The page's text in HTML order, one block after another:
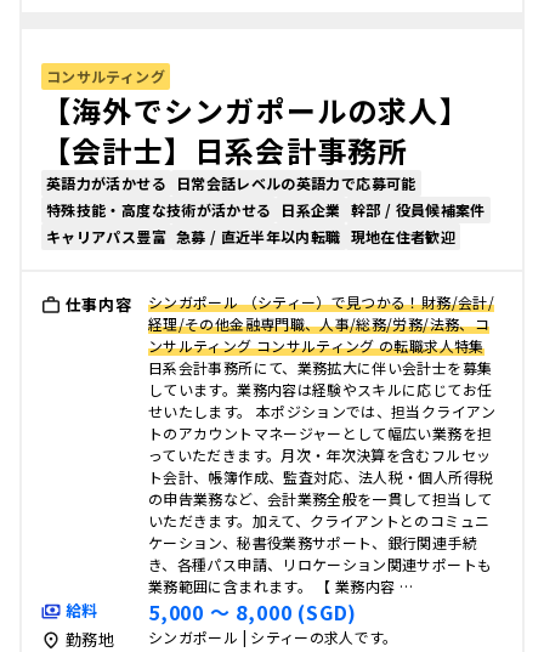
コンサルティング
【海外でシンガポールの求人】
【会計士】日系会計事務所
英語力が活かせる
日常会話レベルの英語力で応募可能
特殊技能・高度な技術が活かせる
日系企業 幹部 / 役員候補案件
キャリアパス豊富 急募 / 直近半年以内転職 現地在住者歓迎
仕事内容
シンガポール （シティー）で見つかる！財務/会計/
経理/その他金融専門職、人事/総務/労務/法務、コ
ンサルティング コンサルティング の転職求人特集
日系会計事務所にて、業務拡大に伴い会計士を募集
しています。業務内容は経験やスキルに応じてお任
せいたします。 本ポジションでは、担当クライアン
トのアカウントマネージャーとして幅広い業務を担
っていただきます。月次・年次決算を含むフルセッ
ト会計、帳簿作成、監査対応、法人税・個人所得税
の申告業務など、会計業務全般を一貫して担当して
いただきます。加えて、クライアントとのコミュニ
ケーション、秘書役業務サポート、銀行関連手続
き、各種パス申請、リロケーション関連サポートも
業務範囲に含まれます。 【 業務内容 …
給料 5,000 〜 8,000 (SGD)
勤務地 シンガポール | シティーの求人です。